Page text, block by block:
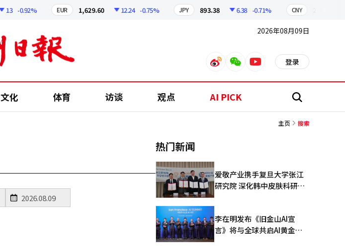
13 -0.92% EUR 1,629.60 12.24 -0.75% JPY 893.38 6.38 -0.71% CNY
2026年08月09日
weiboweixinyoutube 登录
文化 体育 访谈 观点 AI PICK 搜
主页 搜索
热门新闻
爱敬产业携手复旦大学张江
研究院 深化韩中皮肤科研合
李在明发布《旧金山AI宣
言》将与全球共启AI黄金时